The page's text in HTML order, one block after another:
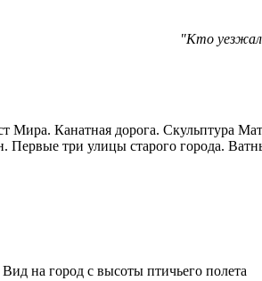
"Кто
Мира. Канатная дорога. Скульптура
три улицы старого города.
на город с высоты птичьего полета